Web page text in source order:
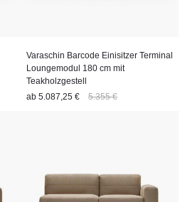
Varaschin Barcode Einisitzer Terminal
Loungemodul 180 cm mit
Teakholzgestell
ab 5.087,25 € 5.355 €